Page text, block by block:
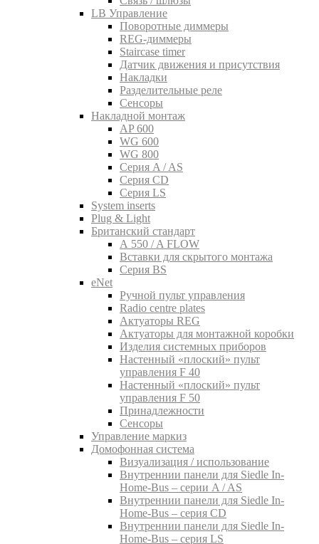
LB Управление
Поворотные диммеры
REG-диммеры
Staircase timer
Датчик движения и присутствия
Накладки
Разделительные реле
Сенсоры
Накладной монтаж
AP 600
WG 600
WG 800
Серия A / AS
Серия CD
Серия LS
System inserts
Plug & Light
Британский стандарт
A 550 / A FLOW
Вставки для скрытого монтажа
Серия BS
eNet
Pучной пульт управления
Radio centre plates
Актуаторы REG
Актуаторы для монтажной коробки
Изделия системных приборов
Настенный «плоский» пульт
управления F 40
Настенный «плоский» пульт
управления F 50
Принадлежности
Сенсоры
Управление маркиз
Домофонная система
Визуализация / использование
Внутреннии панели для Siedle In-
Home-Bus – серии A / AS
Внутреннии панели для Siedle In-
Home-Bus – серия CD
Внутреннии панели для Siedle In-
Home-Bus – серия LS